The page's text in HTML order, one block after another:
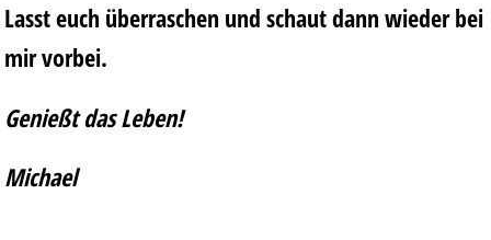
Lasst euch überraschen und schaut dann wieder bei
mir vorbei.
Genießt das Leben!
Michael